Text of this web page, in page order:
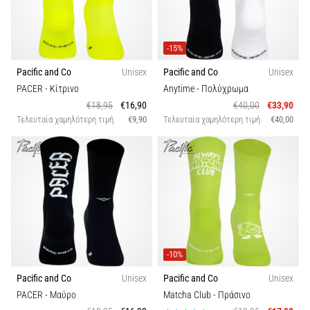
Shuttle
beep
test:
είναι
και
πώς
εκτελούνται;
shuttle
δοκιμάζει
την
ταχύτητα,
Pacific and Co
Unisex
PACER - Κίτρινο
€18,95
€16,90
Τελευταία χαμηλότερη τιμή €9,90
-15%
Pacific and Co
Unisex
Anytime- Πολύχρωμα
€40,00
€33,90
Τελευταία χαμηλότερη τιμή €40,00
Pacific and Co
Unisex
PACER - Μαύρο
-10%
Pacific and Co
Unisex
Matcha Club - Πράσινο